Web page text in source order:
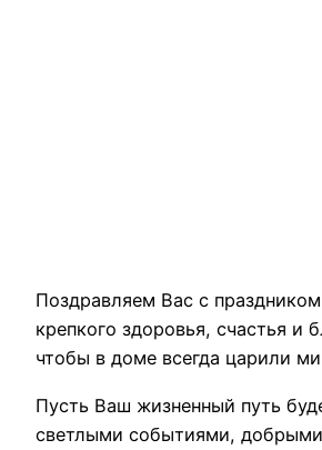
Поздравляем Вас с
крепкого здоровья, счастья и
чтобы в доме всегда царили
Пусть Ваш жизненный путь
светлыми событиями,